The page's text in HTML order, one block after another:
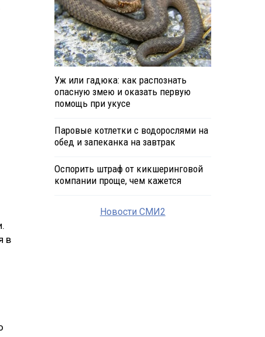
в
Уж или гадюка: как распознать
опасную змею и оказать первую
помощь при укусе
Паровые котлетки с водорослями на
обед и запеканка на завтрак
Оспорить штраф от кикшеринговой
компании проще, чем кажется
Новости СМИ2